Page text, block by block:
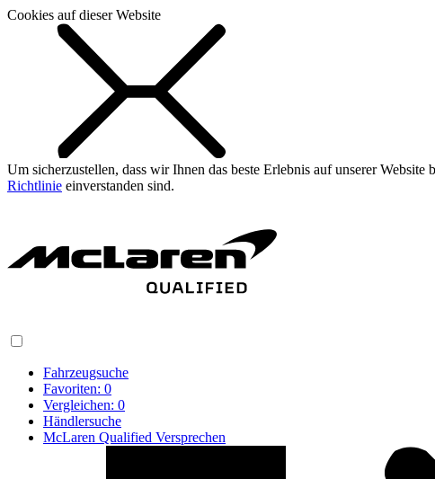
Cookies auf dieser Website
Um sicherzustellen, dass wir Ihnen das beste Erlebnis auf unserer
Richtlinie einverstanden sind.
Fahrzeugsuche
Favoriten: 0
Vergleichen: 0
Händlersuche
McLaren Qualified Versprechen